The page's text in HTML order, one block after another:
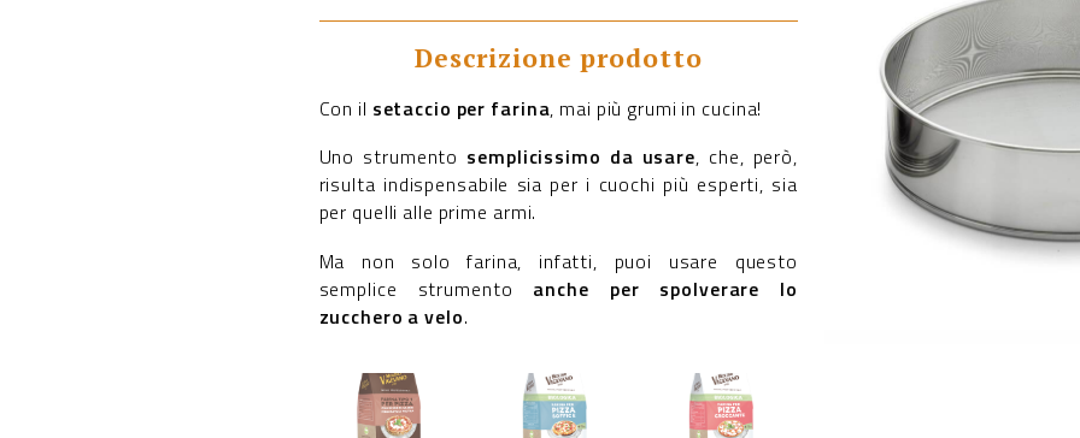
Descrizione prodotto
Con il setaccio per farina, mai più grumi in cucina!
Uno strumento semplicissimo da usare, che, però,
risulta indispensabile sia per i cuochi più esperti, sia
per quelli alle prime armi.
Ma non solo farina, infatti, puoi usare questo
semplice strumento anche per spolverare lo
zucchero a velo.